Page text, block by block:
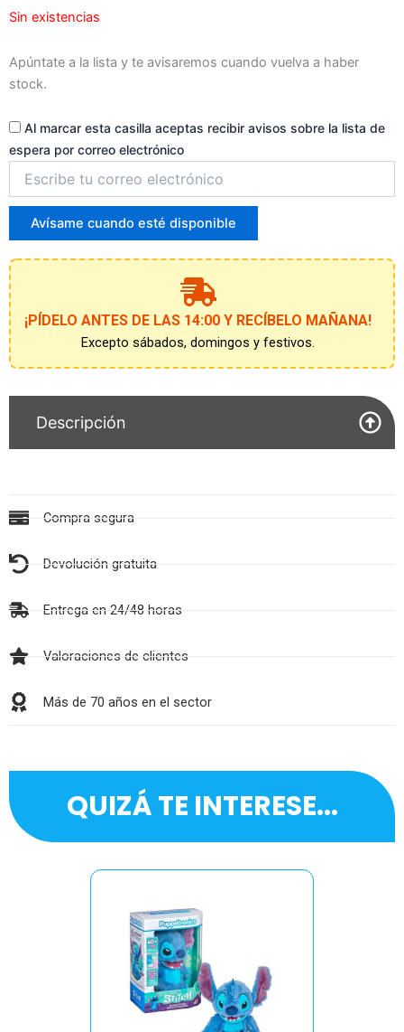
lista
de
Sin existencias
Apúntate a la lista y te avisaremos cuando vuelva a haber
stock.
Al marcar esta casilla aceptas recibir avisos sobre la lista de
espera por correo electrónico
correo
para
unirte
a
la
lista
de
espera
Avísame cuando esté disponible
¡PÍDELO ANTES DE LAS 14:00 Y RECÍBELO MAÑANA!
Excepto sábados, domingos y festivos.
Descripción
Compra segura
Devolución gratuita
Entrega en 24/48 horas
Valoraciones de clientes
Más de 70 años en el sector
QUIZÁ TE INTERESE...